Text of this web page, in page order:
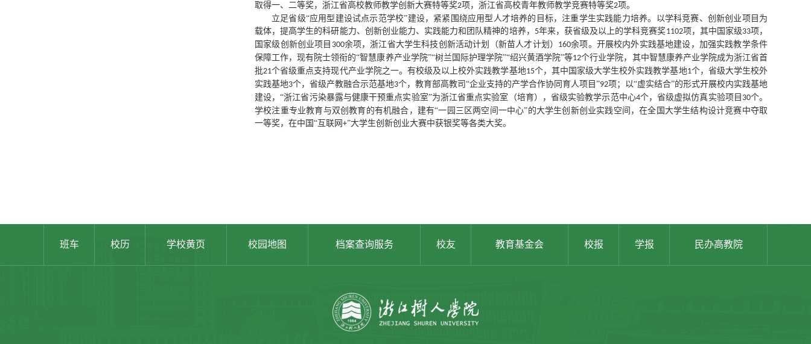
取得一、二等奖，浙江省高校教师教学创新大赛特等奖2项，浙江省高校青年教师教学竞赛特等奖2项。
立足省级“应用型建设试点示范学校”建设，紧紧围绕应用型人才培养的目标，注重学生实践能力培养。以学科竞赛、创新创业项目为
载体，提高学生的科研能力、创新创业能力、实践能力和团队精神的培养， 5年来，获省级及以上的学科竞赛奖1102项，其中国家级33项，
国家级创新创业项目 300余项，浙江省大学生科技创新活动计划（新苗人才计划） 160余项。开展校内外实践基地建设，加强实践教学条件
保障工作，现有院士领衔的“智慧康养产业学院”“树兰国际护理学院”“绍兴黄酒学院”等12个行业学院，其中智慧康养产业学院成为浙江省首
批21个省级重点支持现代产业学院之一。有校级及以上校外实践教学基地15个，其中国家级大学生校外实践教学基地1个，省级大学生校外
实践基地3个，省级产教融合示范基地3个，教育部高教司“企业支持的产学合作协同育人项目”92项；以“虚实结合”的形式开展校内实践基地
建设，“浙江省污染暴露与健康干预重点实验室”为浙江省重点实验室（培育），省级实验教学示范中心4个，省级虚拟仿真实验项目 30个。
学校注重专业教育与双创教育的有机融合，建有“一园三区两空间一中心”的大学生创新创业实践空间，在全国大学生结构设计竞赛中夺取
一等奖，在中国“互联网 +”大学生创新创业大赛中获银奖等各类大奖。
班车 校历 学校黄页 校园地图 档案查询服务 校友 教育基金会 校报 学报 民办高教院